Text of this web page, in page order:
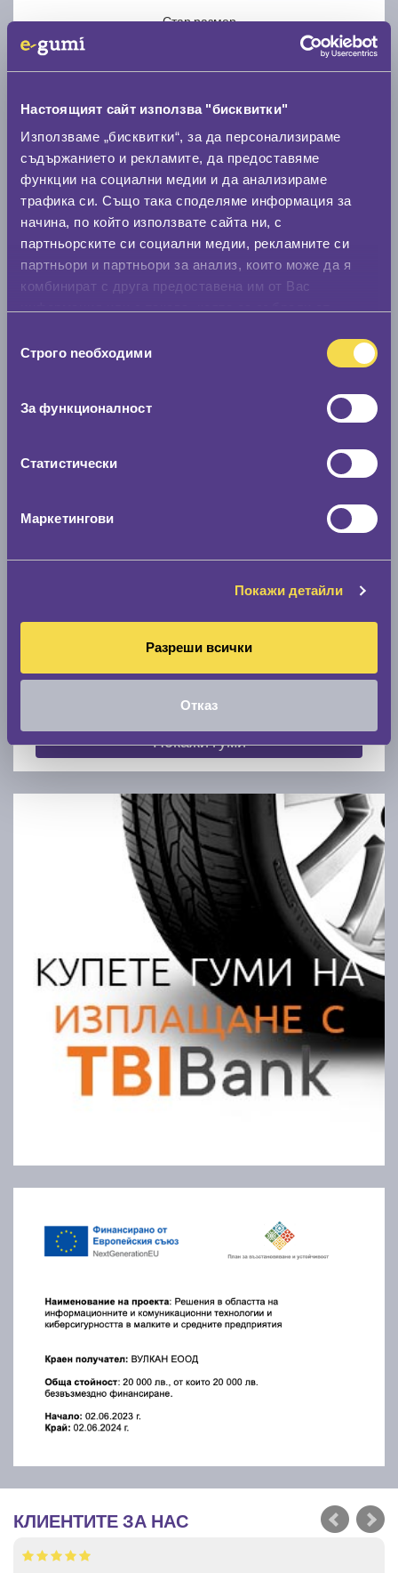
Настоящият сайт използва "бисквитки"
Използваме „бисквитки“, за да персонализираме
съдържанието и рекламите, да предоставяме
функции на социални медии и да анализираме
трафика си. Също така споделяме информация за
начина, по който използвате сайта ни, с
партньорските си социални медии, рекламните си
партньори и партньори за анализ, които може да я
комбинират с друга предоставена им от Вас
наСтрого nеобходими
За функционалност
Статистически
Маркетингови
Покажи детайли
Разреши всички
Отказ
Стар размер
Нов размер
Стар размер
Скоростомер при 100
По марка автомобил
Покажи гуми
КЛИЕНТИТЕ ЗА НАС